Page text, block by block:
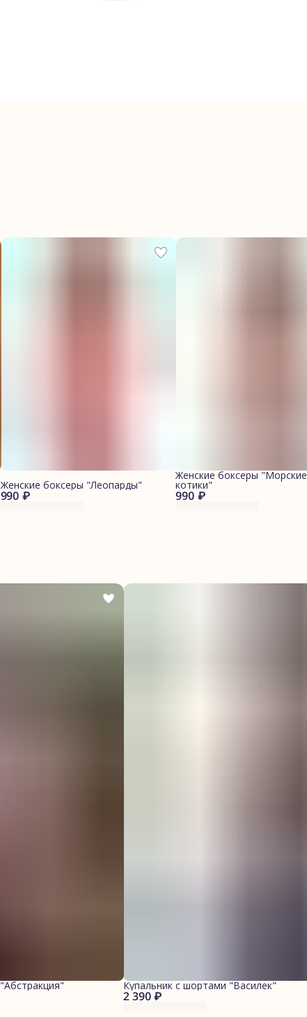
990 ₽
Женские боксеры "Леопарды"
990 ₽
Женские боксеры "Морские
котики"
2 390 ₽
Купальник с шортами "Василек"